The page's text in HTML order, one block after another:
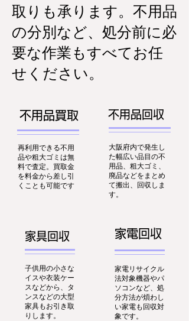
取りも承ります。不用品
の分別など、処分前に必
要な作業もすべてお任
せください。
不用品買取
再利用できる不用
品や粗大ゴミは無
料で査定。買取金
を料金から差し引
くことも可能です
不用品回収
大阪府内で発生し
た幅広い品目の不
用品、粗大ゴミ、
廃品などをまとめ
て搬出、回収しま
す。
家具回収
子供用の小さな
イスや衣装ケー
スなどから、タ
ンスなどの大型
家具もお引き取
りします。
家電回収
家電リサイクル
法対象機器やパ
ソコンなど、処
分方法が煩わし
い家電も回収対
象です。